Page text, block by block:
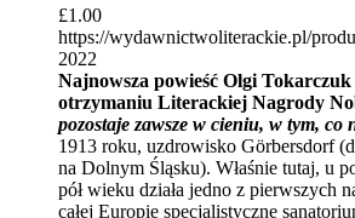
£1.00
https://wydawnictwoliterackie.pl/
2022
Najnowsza powieść Olgi
otrzymaniu Literackiej Nagrody
pozostaje zawsze w cieniu, w tym, co
1913 roku, uzdrowisko Görbersdorf
na Dolnym Śląsku). Właśnie tutaj, u
pół wieku działa jedno z pierwszych
całej Europie specjalistyczne